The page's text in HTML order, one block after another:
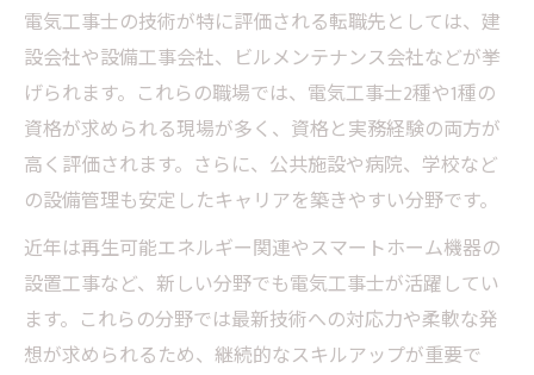
電気工事士の技術が特に評価される転職先としては、建
設会社や設備工事会社、ビルメンテナンス会社などが挙
げられます。これらの職場では、電気工事士2種や1種の
資格が求められる現場が多く、資格と実務経験の両方が
高く評価されます。さらに、公共施設や病院、学校など
の設備管理も安定したキャリアを築きやすい分野です。
近年は再生可能エネルギー関連やスマートホーム機器の
設置工事など、新しい分野でも電気工事士が活躍してい
ます。これらの分野では最新技術への対応力や柔軟な発
想が求められるため、継続的なスキルアップが重要で